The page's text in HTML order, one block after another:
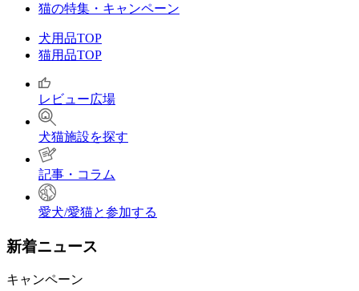
猫の特集・キャンペーン
犬用品TOP
猫用品TOP
レビュー広場
犬猫施設を探す
記事・コラム
愛犬/愛猫と参加する
新着ニュース
キャンペーン